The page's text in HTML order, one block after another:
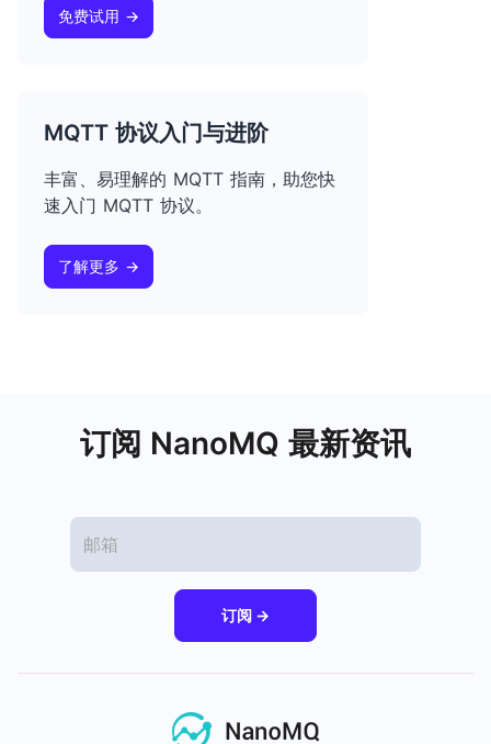
免费试用 →
MQTT 协议入门与进阶
丰富、易理解的 MQTT 指南，助您快
速入门 MQTT 协议。
了解更多 →
订阅 NanoMQ 最新资讯
订阅 →